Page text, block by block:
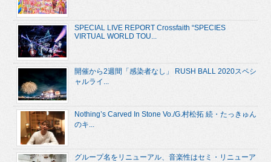
SPECIAL LIVE REPORT Crossfaith “SPECIES
VIRTUAL WORLD TOU...
開催から2週間「感染者なし」 RUSH BALL 2020スペシ
ャルライ...
Nothing’s Carved In Stone Vo./G.村松拓 続・たっきゅん
のキ...
グループ名をリニューアル、音楽性はセミ・リニューア